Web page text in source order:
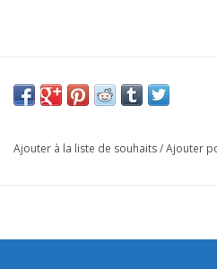
Ajouter à la liste de souhaits/Ajouter